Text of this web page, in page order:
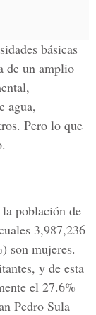
básicas
de un amplio
agua,
Pero lo que
la población de
3,987,236
son mujeres.
y de esta
el 27.6%
Pedro Sula